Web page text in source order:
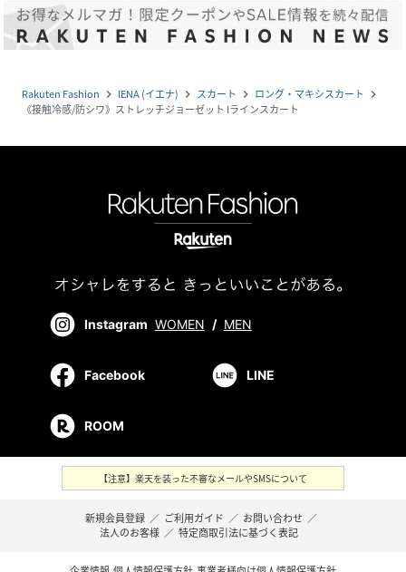
Rakuten Fashion navigate_next IENA (イエナ) navigate_next スカート navigate_next ロング・マキシスカート navigate_next
《接触冷感/防シワ》ストレッチジョーゼット Iラインスカート
Instagram WOMEN / MEN
Facebook LINE
ROOM
【注意】楽天を装った不審なメールやSMSについて
新規会員登録 ／ ご利用ガイド ／ お問い合わせ ／
法人のお客様 ／ 特定商取引法に基づく表記